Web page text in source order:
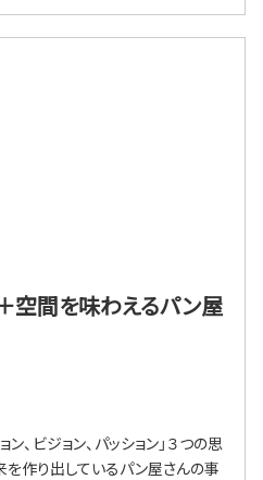
間を味わえるパン屋
、ビジョン、パッション」３つの思
作り出しているパン屋さんの事